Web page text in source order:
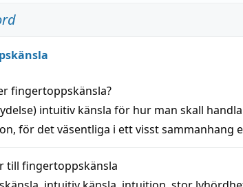
fingertoppskänsla?
intuitiv känsla för hur man skall handla
, för det väsentliga i ett visstsammanhang
till fingertoppskänsla